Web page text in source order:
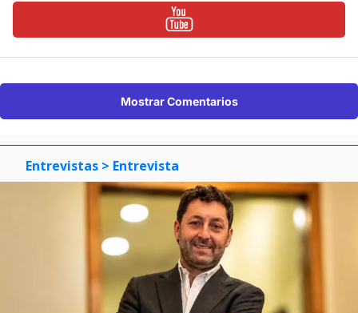
Mostrar Comentarios
Entrevistas > Entrevista